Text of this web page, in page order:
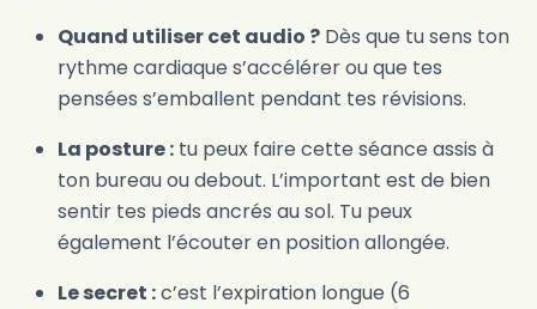
Quand utiliser cet audio ? Dès que tu sens ton
rythme cardiaque s’accélérer ou que tes
pensées s’emballent pendant tes révisions.
La posture : tu peux faire cette séance assis à
ton bureau ou debout. L’important est de bien
sentir tes pieds ancrés au sol. Tu peux
également l’écouter en position allongée.
Le secret :c’est l’expiration longue (6